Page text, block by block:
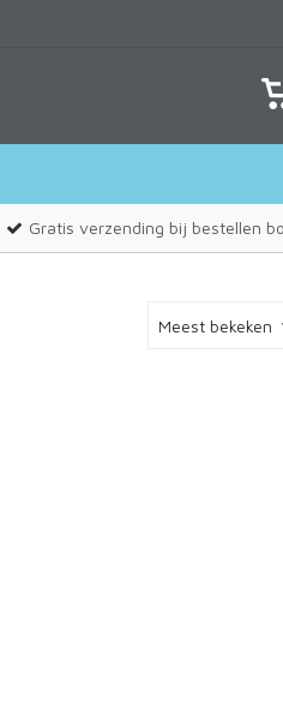
Gratis verzending bij bestellen
Meest bekeken